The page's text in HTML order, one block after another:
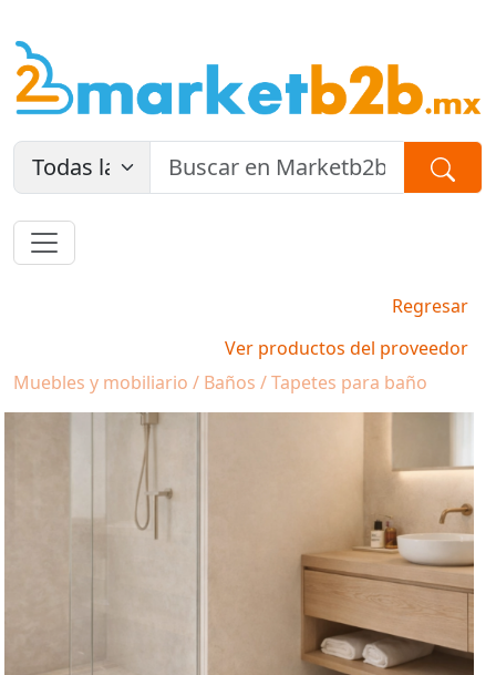
Regresar
Ver productos del proveedor
Muebles y mobiliario / Baños / Tapetes para baño